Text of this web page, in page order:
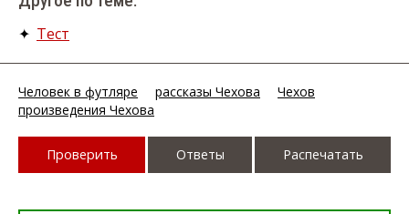
✦ Тест
Человек в футляре рассказы Чехова
Чехов
произведения Чехова
Проверить Ответы Распечатать